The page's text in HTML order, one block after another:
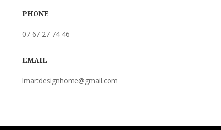
PHONE
07 67 27 74 46
EMAIL
lmartdesignhome@gmail.com